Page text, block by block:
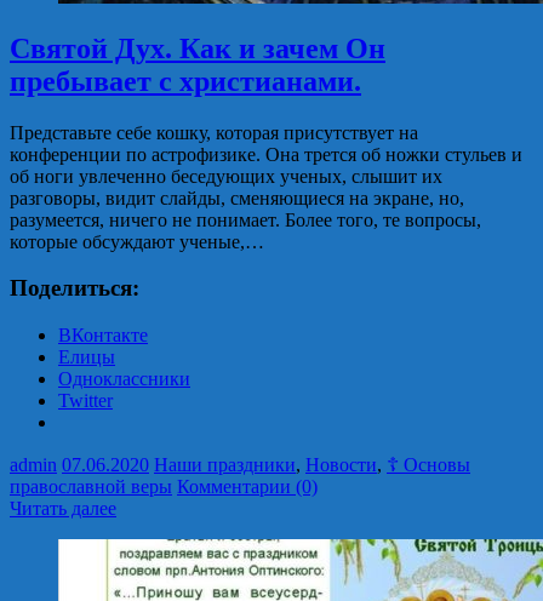
Святой Дух. Как и зачем Он
пребывает с хриcтианами.
Представьте себе кошку, которая присутствует на
конференции по астрофизике. Она трется об ножки стульев и
об ноги увлеченно беседующих ученых, слышит их
разговоры, видит слайды, сменяющиеся на экране, но,
разумеется, ничего не понимает. Более того, те вопросы,
которые обсуждают ученые,…
Поделиться:
ВКонтакте
Елицы
Одноклассники
Twitter
admin 07.06.2020 Наши праздники, Новости, ☦ Основы
православной веры Комментарии (0)
Читать далее